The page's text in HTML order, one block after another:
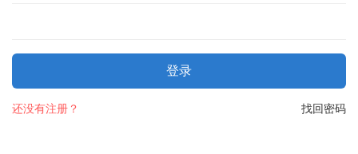
登录
找回密码
还没有注册？